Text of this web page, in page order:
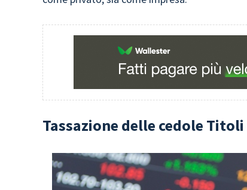
Tassazione delle cedole